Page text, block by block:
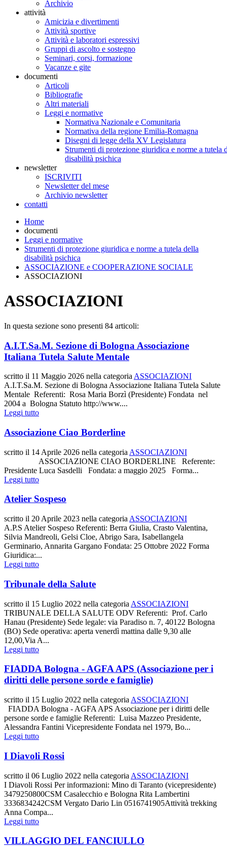
Archivio
attività
Amicizia e divertimenti
Attività sportive
Attività e laboratori espressivi
Gruppi di ascolto e sostegno
Seminari, corsi, formazione
Vacanze e gite
documenti
Articoli
Bibliografie
Altri materiali
Leggi e normative
Normativa Nazionale e Comunitaria
Normativa della regione Emilia-Romagna
Disegni di legge della XV Legislatura
Strumenti di protezione giuridica e norme a tutela
disabilità psichica
newsletter
ISCRIVITI
Newsletter del mese
Archivio newsletter
contatti
Home
documenti
Leggi e normative
Strumenti di protezione giuridica e norme a tutela della
disabilità psichica
ASSOCIAZIONE e COOPERAZIONE SOCIALE
ASSOCIAZIONI
ASSOCIAZIONI
In questa sezione sono presenti 84 articoli:
A.I.T.Sa.M. Sezione di Bologna Associazione
Italiana Tutela Salute Mentale
scritto il 11 Maggio 2026 nella categoria ASSOCIAZIONI
A.I.T.Sa.M. Sezione di Bologna Associazione Italiana Tutela Salute
Mentale Referenti: Rosa Maria Borzì (Presidente) Fondata nel
2004 a Bologna Statuto http://www....
Leggi tutto
Associazione Ciao Borderline
scritto il 14 Aprile 2026 nella categoria ASSOCIAZIONI
ASSOCIAZIONE CIAO BORDERLINE Referente:
Presidente Luca Sasdelli Fondata: a maggio 2025 Forma...
Leggi tutto
Atelier Sospeso
scritto il 20 Aprile 2023 nella categoria ASSOCIAZIONI
A.P.S Atelier Sospeso Referenti: Berra Giulia, Crasto Valentina,
Silvia Mandreoli, Gelsi Cloe, Abrigo Sara, Isabellangela
Germinario, Annarita Gargano Fondata: 25 Ottobre 2022 Forma
Giuridica:...
Leggi tutto
Tribunale della Salute
scritto il 15 Luglio 2022 nella categoria ASSOCIAZIONI
TRIBUNALE DELLA SALUTE ODV Referenti: Prof. Carlo
Hanau (Presidente) Sede legale: via Paradiso n. 7, 40122 Bologna
(BO) Sede operativa: aperta venerdì mattina dalle 9,30 alle
12,00,Via A...
Leggi tutto
FIADDA Bologna - AGFA APS (Associazione per i
diritti delle persone sorde e famiglie)
scritto il 15 Luglio 2022 nella categoria ASSOCIAZIONI
FIADDA Bologna - AGFA APS Associazione per i diritti delle
persone sorde e famiglie Referenti: Luisa Mazzeo Presidente,
Alessandra Fantini Vicepresidente Fondata nel 1979, Bo...
Leggi tutto
I Diavoli Rossi
scritto il 06 Luglio 2022 nella categoria ASSOCIAZIONI
I Diavoli Rossi Per informazioni: Mino di Taranto (vicepresidente)
3479250800CSM Casalecchio e Bologna Rita Lambertini
3336834242CSM Vergato Dario Lin 0516741905Attività trekking
Anna Compa...
Leggi tutto
VILLAGGIO DEL FANCIULLO